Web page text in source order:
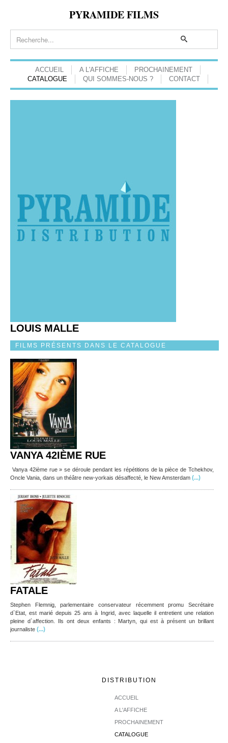
PYRAMIDE FILMS
ACCUEIL A L'AFFICHE
PROCHAINEMENT
CATALOGUE
QUI SOMMES-NOUS ? CONTACT
LOUIS MALLE
FILMS PRÉSENTS DANS LE CATALOGUE
VANYA 42IÈME RUE
Vanya 42ième rue » se déroule pendant les répétitions de la pièce de Tchekhov,
Oncle Vania, dans un théâtre new-yorkais désaffecté, le New Amsterdam (...)
FATALE
Stephen Flemnig, parlementaire conservateur récemment promu Secrétaire
d`Etat, est marié depuis 25 ans à Ingrid, avec laquelle il entretient une relation
pleine d`affection. Ils ont deux enfants : Martyn, qui est à présent un brillant
journaliste (...)
DISTRIBUTION
ACCUEIL
A L'AFFICHE
PROCHAINEMENT
CATALOGUE